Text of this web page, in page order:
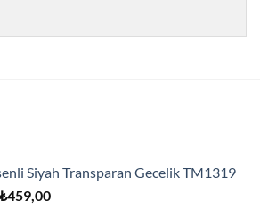
Siyah Transparan Gecelik TM1319
Orijinal
₺459,00Şu